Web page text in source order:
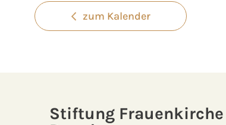
zum Kalender
Stiftung Frauenkirche